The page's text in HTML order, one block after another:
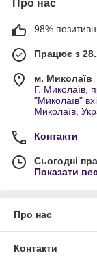
Про нас
98%
Працює з
м. Миколаїв
Г. Миколаїв,
"Миколаїв"
Миколаїв,
Контакти
Сьогодні
Показати
Про нас
Контакти